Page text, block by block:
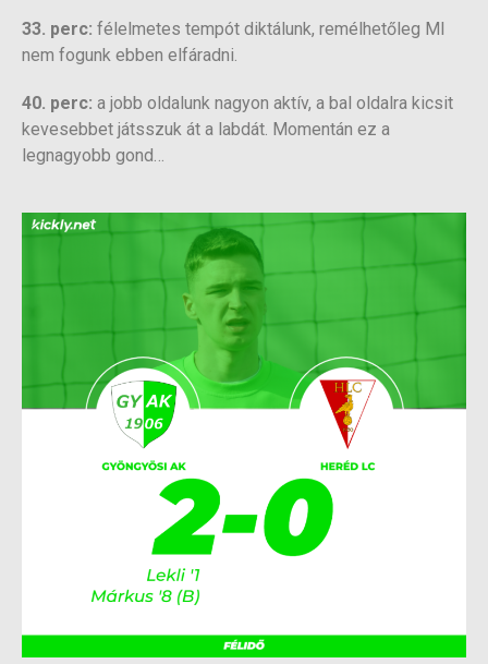
33. perc: félelmetes tempót diktálunk, remélhetőleg MI
nem fogunk ebben elfáradni.
40. perc: a jobb oldalunk nagyon aktív, a bal oldalra kicsit
kevesebbet játsszuk át a labdát. Momentán ez a
legnagyobb gond…